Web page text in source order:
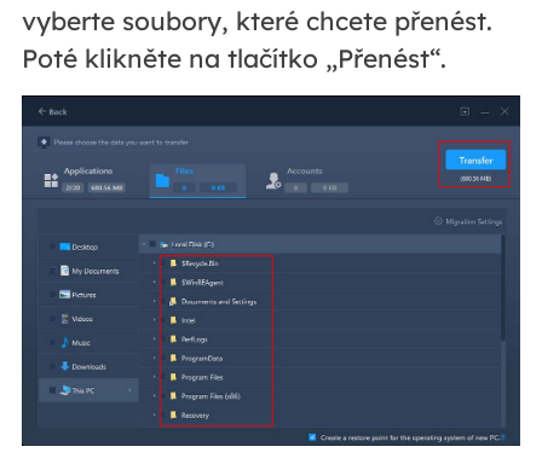
vyberte soubory, které chcete přenést.
Poté klikněte na tlačítko „Přenést“.